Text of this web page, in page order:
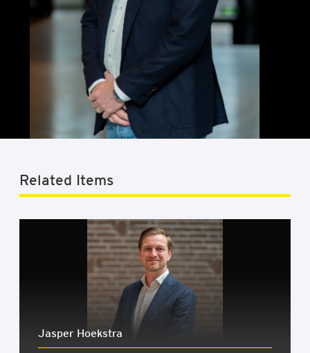
Related Items
Jasper Hoekstra